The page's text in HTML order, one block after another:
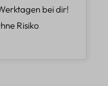
bei dir!
Risiko